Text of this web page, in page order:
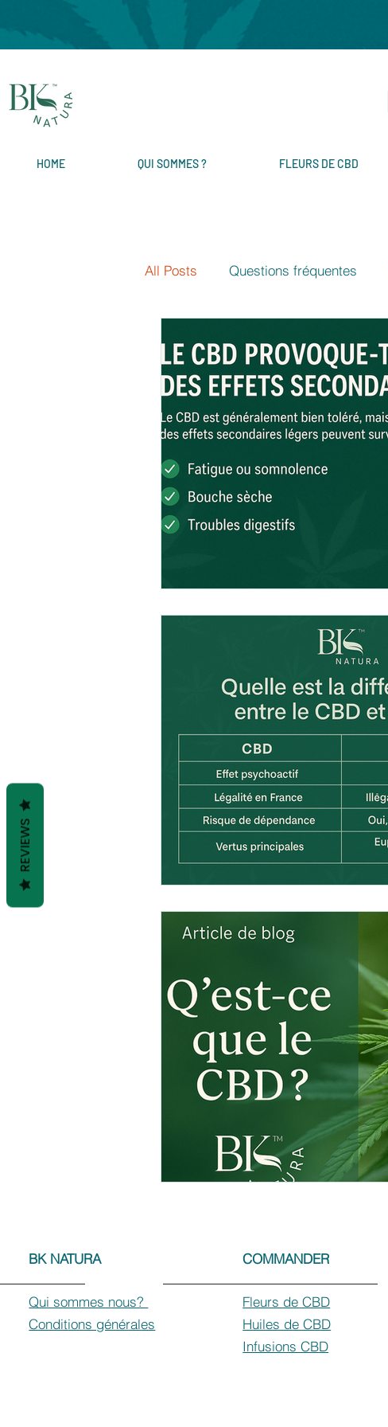
HOME QUI SOMMES ? FLEURS DE CBD
All Posts Questions fréquentes
BK NATURA
Qui sommes nous?
Conditions générales
COMMANDER
Fleurs de CBD
Huiles de CBD
Infusions CBD
REVIEWS